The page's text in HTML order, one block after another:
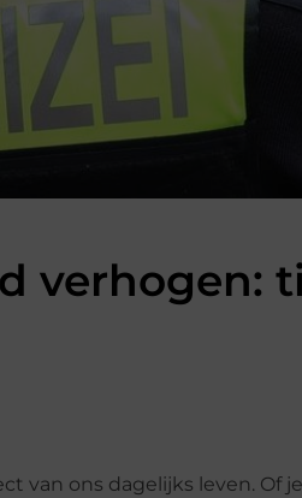
verhogen:
van ons dagelijks leven. Of